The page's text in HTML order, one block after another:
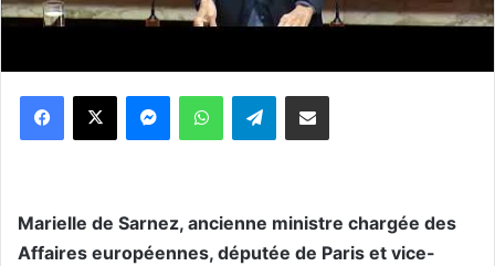
WhatsApp Telegram
Marielle de Sarnez, ancienne ministre chargée des
Affaires européennes, députée de Paris et vice-